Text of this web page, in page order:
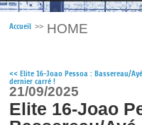
LES VIOLENCES
Accueil >> HOME
<< Elite 16-Joao Pessoa : Bassereau/
dernier carré !
21/09/2025
Elite 16-Joao